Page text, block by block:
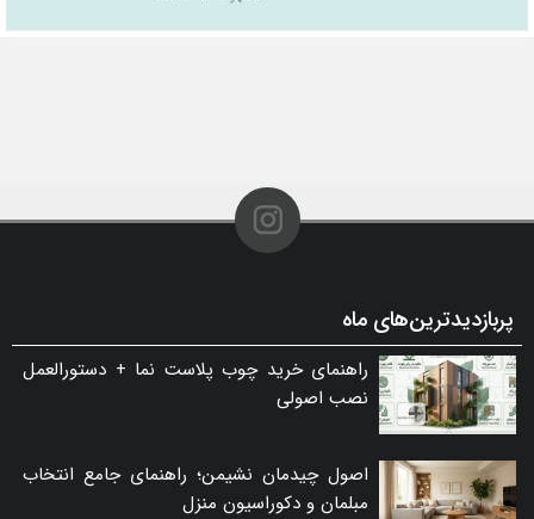
پربازدیدترین‌های ماه
راهنمای خرید چوب پلاست نما + دستورالعمل
نصب اصولی
اصول چیدمان نشیمن؛ راهنمای جامع انتخاب
مبلمان و دکوراسیون منزل